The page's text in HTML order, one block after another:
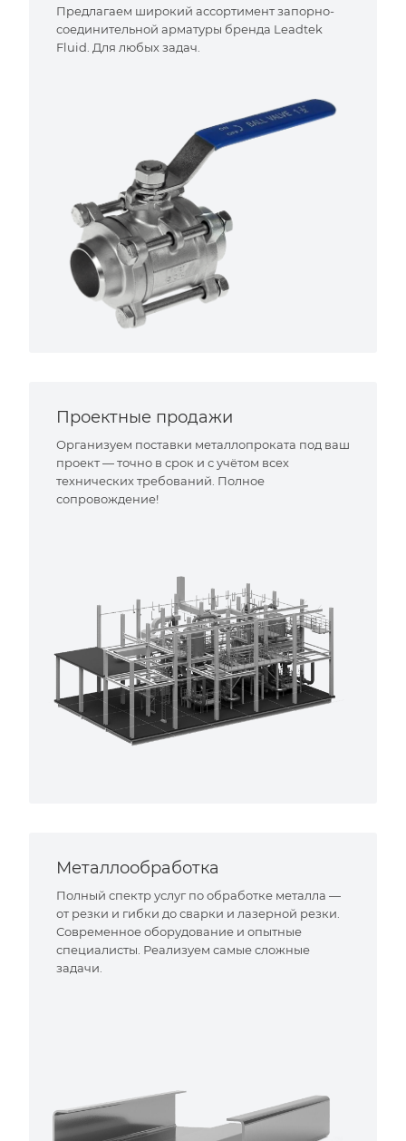
Предлагаем широкий ассортимент запорно-
соединительной арматуры бренда Leadtek
Fluid. Для любых задач.
Проектные продажи
Организуем поставки металлопроката под ваш
проект — точно в срок и с учётом всех
технических требований. Полное
сопровождение!
Металлообработка
Полный спектр услуг по обработке металла —
от резки и гибки до сварки и лазерной резки.
Современное оборудование и опытные
специалисты. Реализуем самые сложные
задачи.